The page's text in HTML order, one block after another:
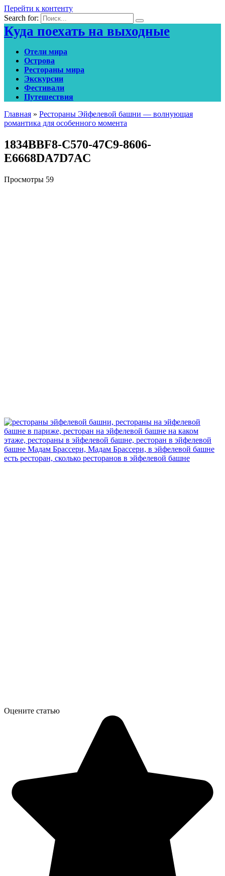
Перейти к контенту
Search for:
Куда поехать на выходные
Отели мира
Острова
Рестораны мира
Экскурсии
Фестивали
Путешествия
Главная » Рестораны Эйфелевой башни — волнующая
романтика для особенного момента
1834BBF8-C570-47C9-8606-
E6668DA7D7AC
Просмотры 59
Оцените статью